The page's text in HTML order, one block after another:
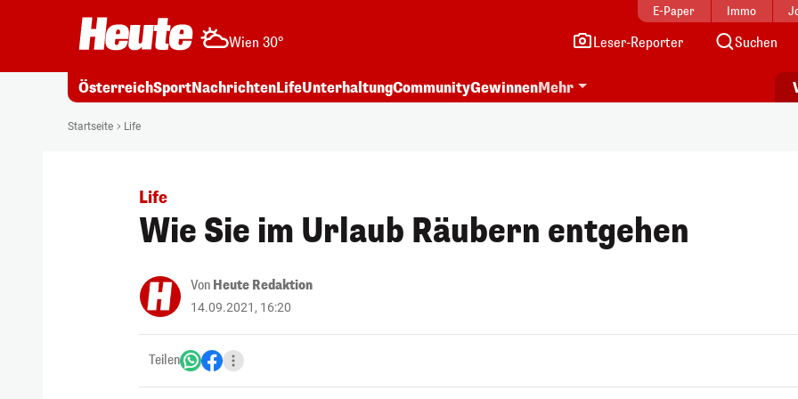
E-Paper Immo
Wien 30° Leser-Reporter Suchen
ÖsterreichSportNachrichtenLifeUnterhaltungCommunityGewinnenMehr
Startseite Life
Life
Wie Sie im Urlaub Räubern entgehen
Von Heute Redaktion
14.09.2021, 16:20
Teilen